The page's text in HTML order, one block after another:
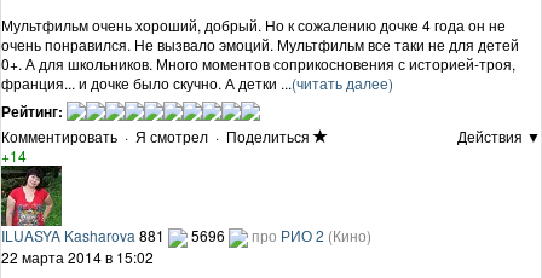
Мультфильм очень хороший, добрый. Но к сожалению дочке 4 года он не
очень понравился. Не вызвало эмоций. Мультфильм все таки не для детей
0+. А для школьников. Много моментов соприкосновения с историей-троя,
франция... и дочке было скучно. А детки ...(читать далее)
Рейтинг:
Комментировать · Я смотрел · Поделиться
Действия ▼
+14
ILUASYA Kasharova 881 5696 про РИО 2 (Кино)
22 марта 2014 в 15:02